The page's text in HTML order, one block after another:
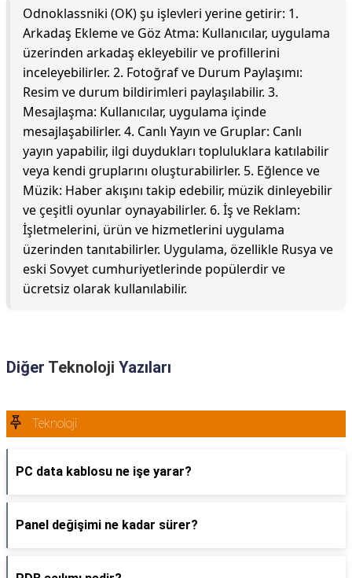
Odnoklassniki (OK) şu işlevleri yerine getirir: 1.
Arkadaş Ekleme ve Göz Atma: Kullanıcılar, uygulama
üzerinden arkadaş ekleyebilir ve profillerini
inceleyebilirler. 2. Fotoğraf ve Durum Paylaşımı:
Resim ve durum bildirimleri paylaşılabilir. 3.
Mesajlaşma: Kullanıcılar, uygulama içinde
mesajlaşabilirler. 4. Canlı Yayın ve Gruplar: Canlı
yayın yapabilir, ilgi duydukları topluluklara katılabilir
veya kendi gruplarını oluşturabilirler. 5. Eğlence ve
Müzik: Haber akışını takip edebilir, müzik dinleyebilir
ve çeşitli oyunlar oynayabilirler. 6. İş ve Reklam:
İşletmelerini, ürün ve hizmetlerini uygulama
üzerinden tanıtabilirler. Uygulama, özellikle Rusya ve
eski Sovyet cumhuriyetlerinde popülerdir ve
ücretsiz olarak kullanılabilir.
Diğer Teknoloji Yazıları
Teknoloji
PC data kablosu ne işe yarar?
Panel değişimi ne kadar sürer?